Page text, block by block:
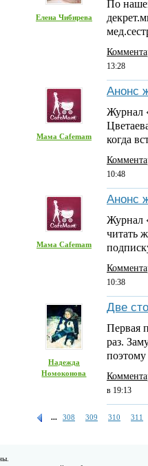
Елена Чибирева
По
13:28
Мама Cafemam
Анонс
Журнал
когда
10:48
Мама Cafemam
Анонс
Журнал
читать
10:38
Надежда
Номоконова
Две
Первая
раз.
в 19:13
... 308 309 310 311